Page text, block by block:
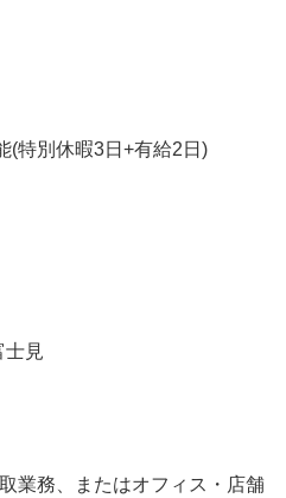
(特別休暇3日+有給2日)
士見
業務、またはオフィス・店舗